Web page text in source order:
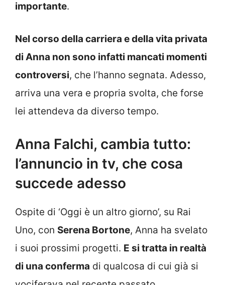
importante.
Nel corso della carriera e della vita privata
di Anna non sono infatti mancati momenti
controversi, che l’hanno segnata. Adesso,
arriva una vera e propria svolta, che forse
lei attendeva da diverso tempo.
Anna Falchi, cambia tutto:
l’annuncio in tv, che cosa
succede adesso
Ospite di ‘Oggi è un altro giorno’, su Rai
Uno, con Serena Bortone, Anna ha svelato
i suoi prossimi progetti. E si tratta in realtà
di una conferma di qualcosa di cui già si